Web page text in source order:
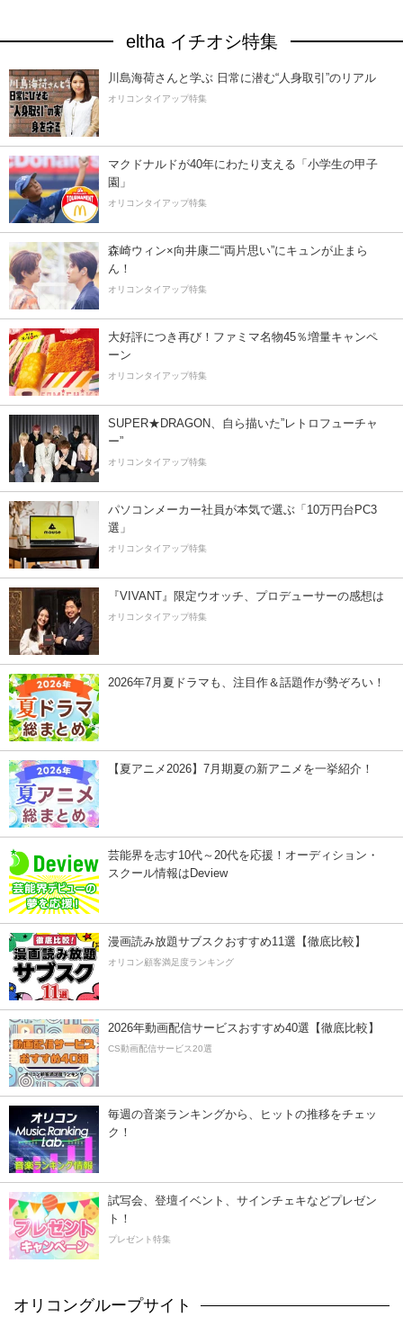
eltha イチオシ特集
川島海荷さんと学ぶ 日常に潜む“人身取引”のリアル
オリコンタイアップ特集
マクドナルドが40年にわたり支える「小学生の甲子
園」
オリコンタイアップ特集
森崎ウィン×向井康二“両片思い”にキュンが止まら
ん！
オリコンタイアップ特集
大好評につき再び！ファミマ名物45％増量キャンペ
ーン
オリコンタイアップ特集
SUPER★DRAGON、自ら描いた”レトロフューチャ
ー”
オリコンタイアップ特集
パソコンメーカー社員が本気で選ぶ「10万円台PC3
選」
オリコンタイアップ特集
『VIVANT』限定ウオッチ、プロデューサーの感想は
オリコンタイアップ特集
2026年7月夏ドラマも、注目作＆話題作が勢ぞろい！
【夏アニメ2026】7月期夏の新アニメを一挙紹介！
芸能界を志す10代～20代を応援！オーディション・
スクール情報はDeview
漫画読み放題サブスクおすすめ11選【徹底比較】
オリコン顧客満足度ランキング
2026年動画配信サービスおすすめ40選【徹底比較】
CS動画配信サービス20選
毎週の音楽ランキングから、ヒットの推移をチェッ
ク！
試写会、登壇イベント、サインチェキなどプレゼン
ト！
プレゼント特集
オリコングループサイト